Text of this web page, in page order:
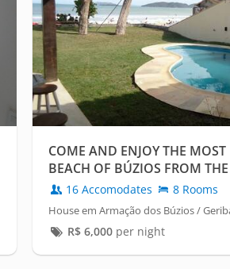
COME AND ENJOY THE
BEACH OF BÚZIOS FROM
THE HOUSE
16 Accomodates 8 Rooms
House em Armação dos Búzios /
R$ 6,000per night